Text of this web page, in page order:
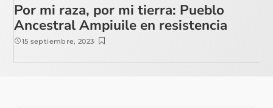
Por mi raza, por mi tierra: Pueblo
Ancestral Ampiuile en resistencia
15 septiembre, 2023